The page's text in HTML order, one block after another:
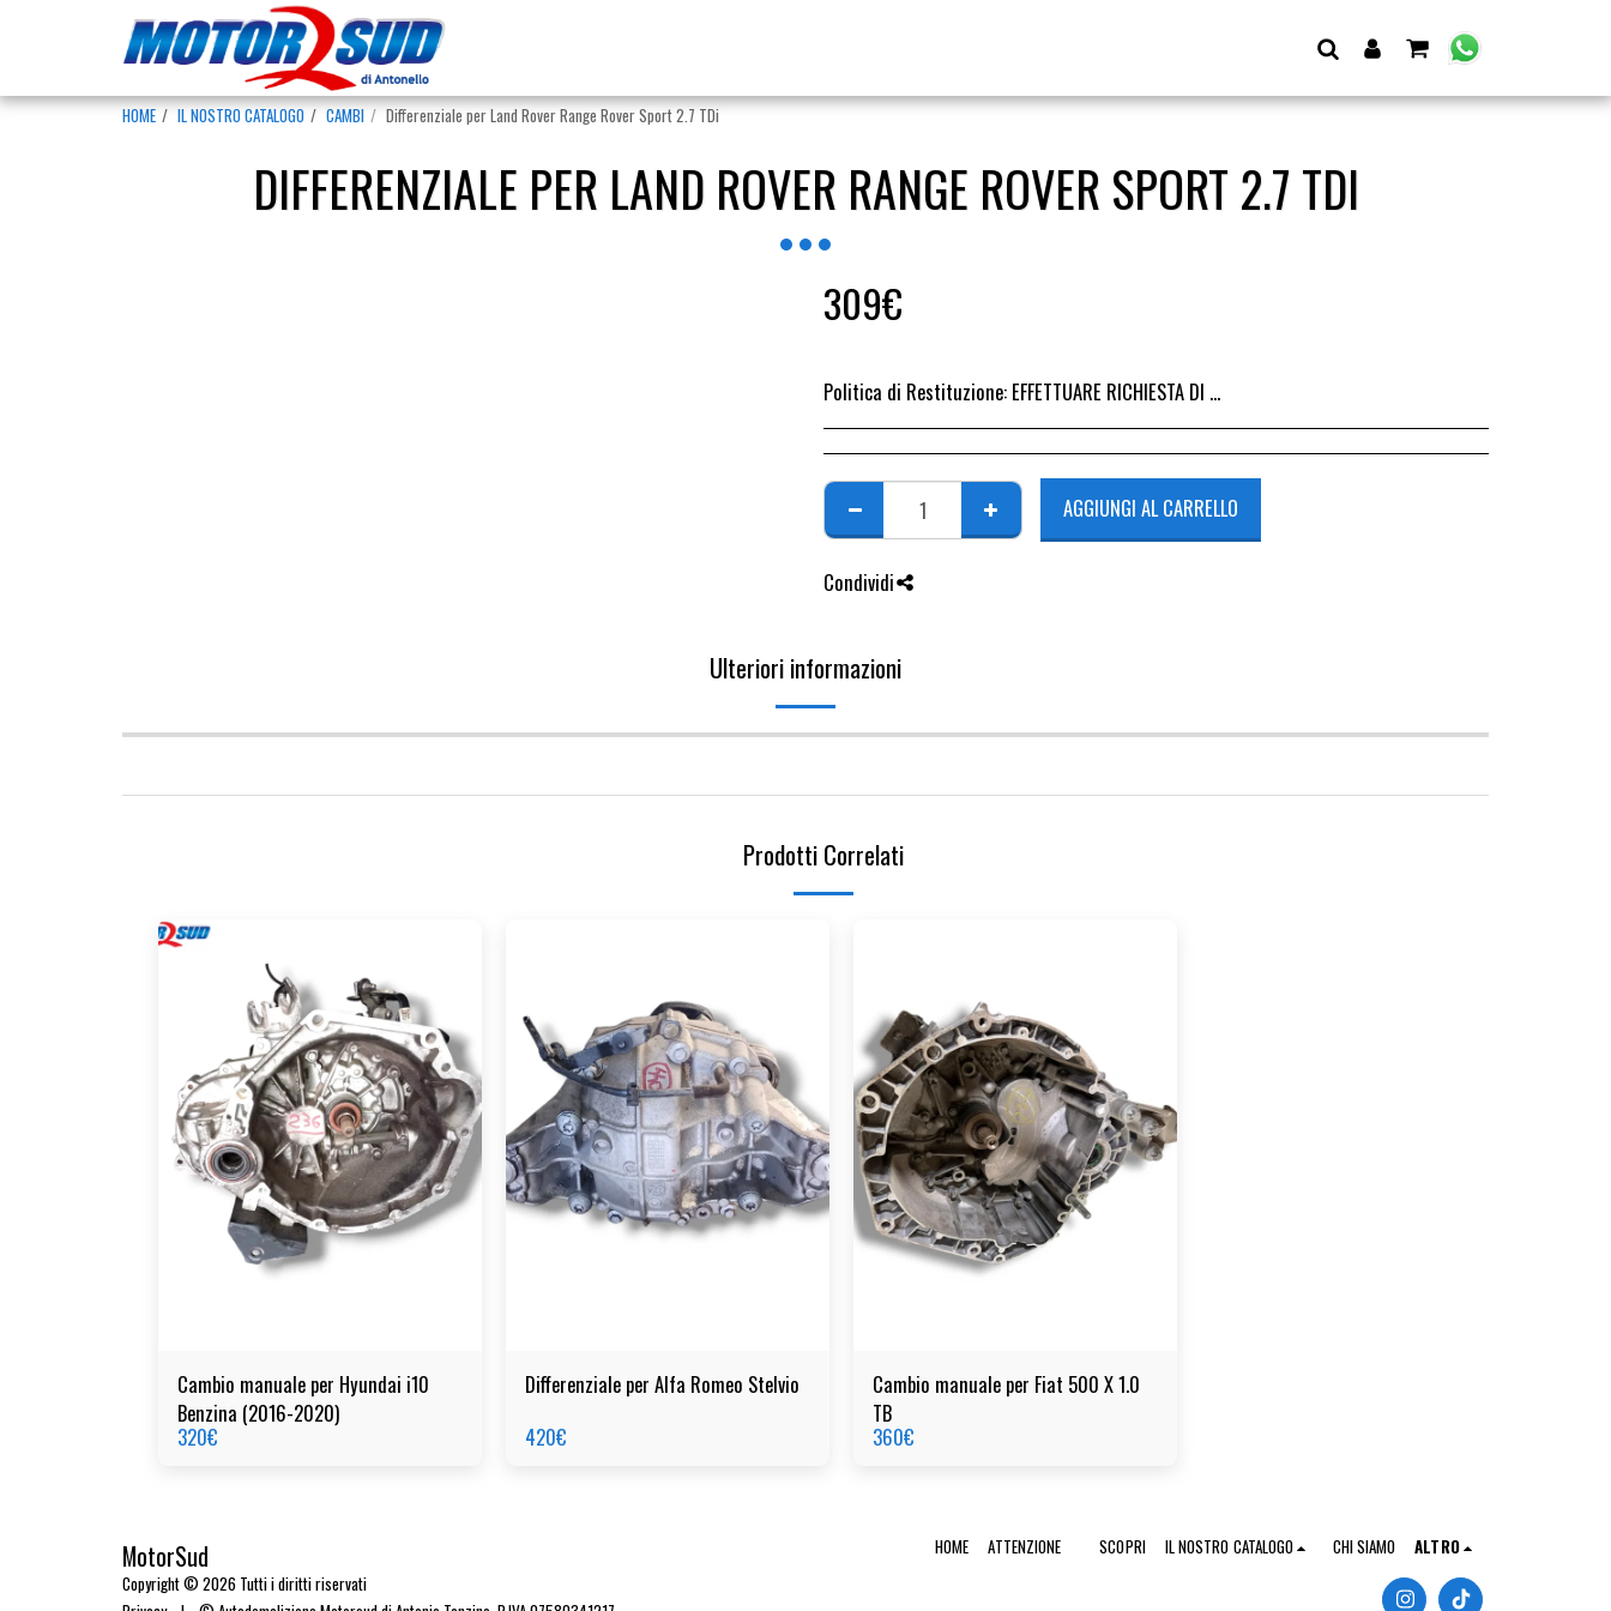
HOME IL NOSTRO CATALOGO CAMBI Differenziale per Land Rover Range Rover Sport 2.7 TDi
DIFFERENZIALE PER LAND ROVER RANGE ROVER SPORT 2.7 TDI
309€
Politica di Restituzione: EFFETTUARE RICHIESTA DI RESO ENTRO 14 GIORNI DALL&#039;ACQUISTO DEL RICAMBIO, IL RIMBORSO VIENE EMESSO ALLA CONSEGNA DEL RICAMBIO IN SEDE.
AGGIUNGI AL CARRELLO
Condividi
Ulteriori informazioni
Prodotti Correlati
Cambio manuale per Hyundai i10
Benzina (2016-2020)
320€
Differenziale per Alfa Romeo Stelvio
420€
Cambio manuale per Fiat 500 X 1.0
TB
360€
MotorSud
Copyright © 2026 Tutti i diritti riservati
HOME ATTENZIONE SCOPRI IL NOSTRO CATALOGO CHI SIAMO ALTRO